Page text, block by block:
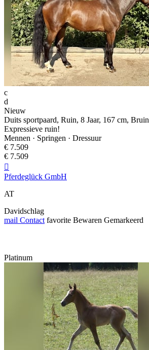
c
d
Nieuw
Duits sportpaard, Ruin, 8 Jaar, 167 cm, Bruin
Expressieve ruin!
Mennen · Springen · Dressuur
€ 7.509
€ 7.509

Pferdeglück GmbH
AT
Davidschlag
mail Contact favorite Bewaren Gemarkeerd
Platinum